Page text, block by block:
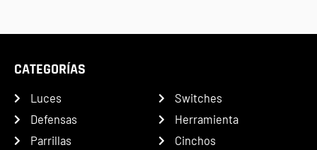
CATEGORÍAS
Luces
Defensas
Parrillas
Switches
Herramienta
Cinchos